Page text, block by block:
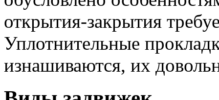
открытия-закрытия
Уплотнительные
изнашиваются, их